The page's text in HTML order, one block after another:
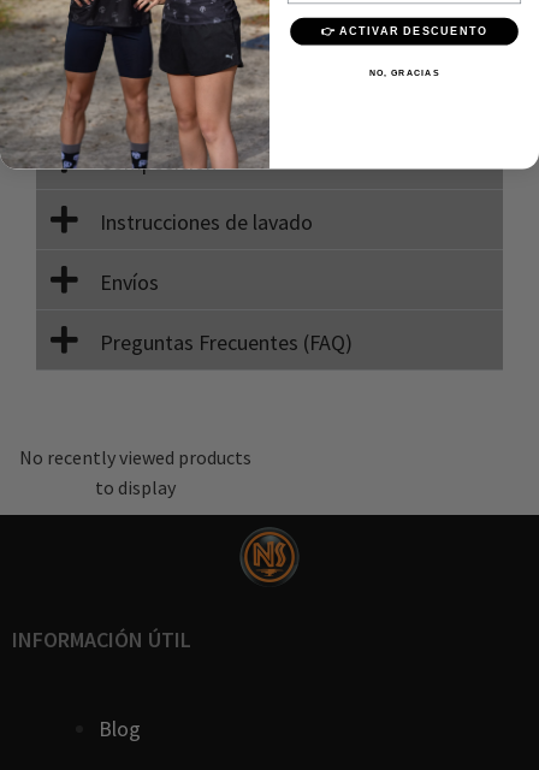
Pago 100% seguro
Calidad Premium
Descripción
Composición
Instrucciones de lavado
Envíos
Preguntas Frecuentes (FAQ)
No recently viewed products
to display
INFORMACIÓN ÚTIL
Blog
👉 ACTIVAR DESCUENTO
NO, GRACIAS